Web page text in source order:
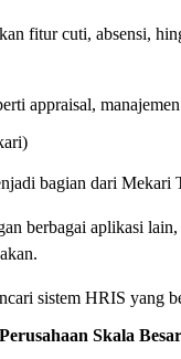
fitur cuti, absensi,
appraisal,
bagian dari
berbagai aplikasi
sistem HRIS yang
Skala Besar